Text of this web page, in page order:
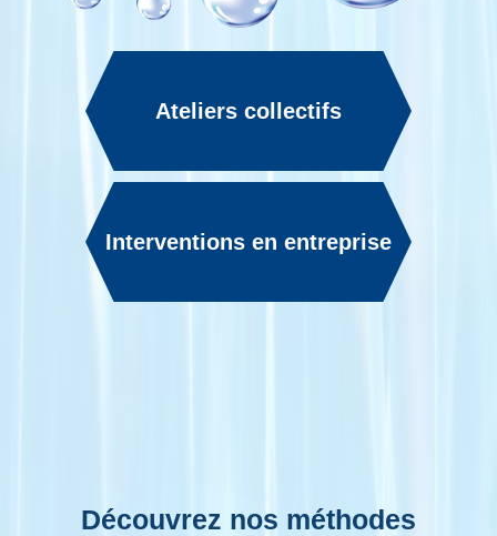
Ateliers collectifs
Interventions en entreprise
Découvrez nos méthodes